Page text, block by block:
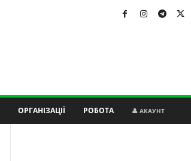
ОРГАНІЗАЦІЇ РОБОТА 👤 АКАУНТ